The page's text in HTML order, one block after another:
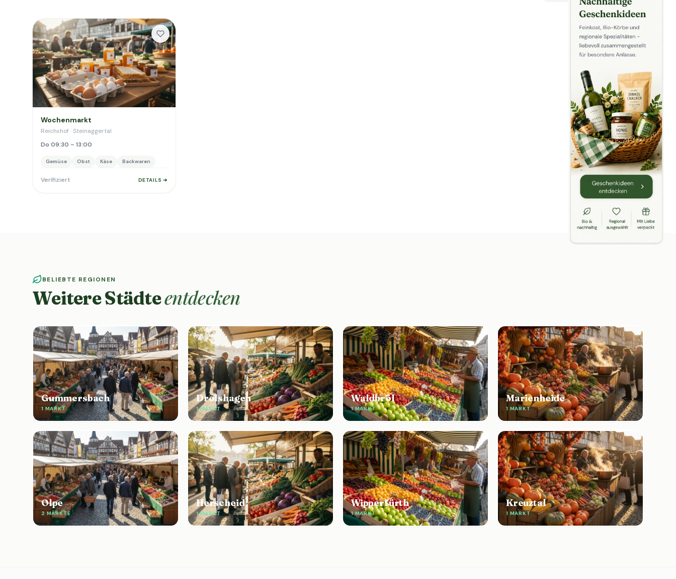
Wochenmarkt
Reichshof · Steinaggertal
Do 09:30 – 13:00
Gemüse Obst Käse Backwaren
Verifiziert DETAILS ➔
BELIEBTE REGIONEN
Weitere Städteentdecken
Gummersbach
1 MARKT
Drolshagen
1 MARKT
Waldbröl
1 MARKT
Marienheide
1 MARKT
Olpe
2 MÄRKTE
Herscheid
1 MARKT
Wipperfürth
1 MARKT
Kreuztal
1 MARKT